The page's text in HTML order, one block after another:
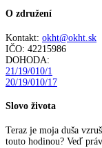
O združení
Kontakt: okht@okht.sk
IČO: 42215986
DOHODA:
21/19/010/1
20/19/010/17
Slovo života
Teraz je moja duša
touto hodinou? Veď